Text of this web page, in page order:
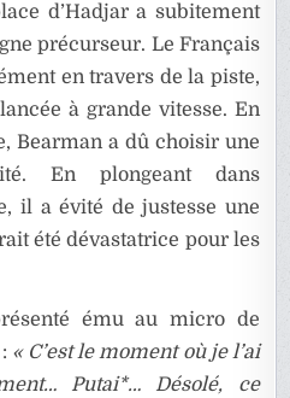
d’Hadjar a subitement
précurseur. Le Français
en travers de la piste,
à grande vitesse. En
Bearman a dû choisir une
En plongeant dans
il a évité de justesse une
été dévastatrice pour les
ému au micro de
« C’est le moment où je l’ai
Putai*… Désolé, ce